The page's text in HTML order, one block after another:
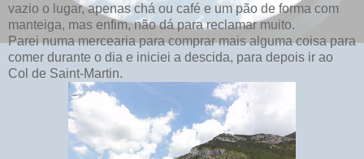
vazio o lugar, apenas chá ou café e um pão de forma com
manteiga, mas enfim, não dá para reclamar muito.
Parei numa mercearia para comprar mais alguma coisa para
comer durante o dia e iniciei a descida, para depois ir ao
Col de Saint-Martin.